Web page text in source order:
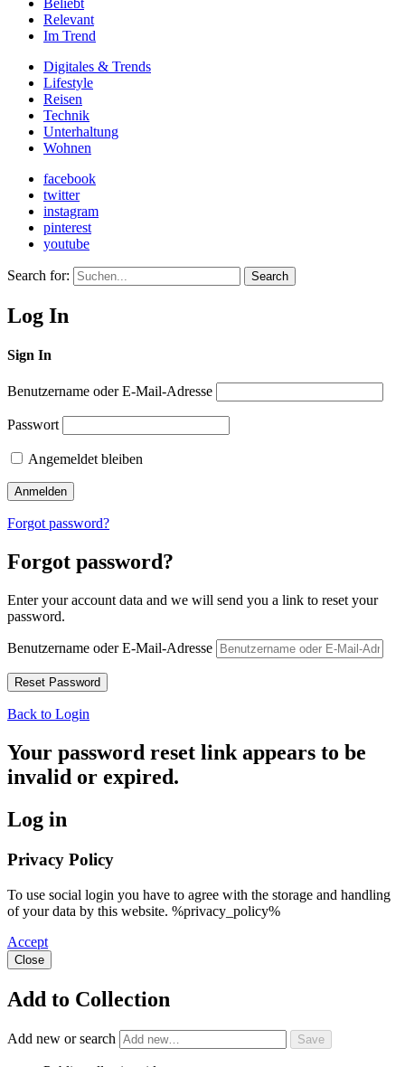
Beliebt
Relevant
Im Trend
Digitales & Trends
Lifestyle
Reisen
Technik
Unterhaltung
Wohnen
facebook
twitter
instagram
pinterest
youtube
Search for: Search
Log In
Sign In
Benutzername oder E-Mail-Adresse
Passwort
Angemeldet bleiben
Forgot password?
Forgot password?
Enter your account data and we will send you a link to reset your
password.
Benutzername oder E-Mail-Adresse
Back to Login
Your password reset link appears to be
invalid or expired.
Log in
Privacy Policy
To use social login you have to agree with the storage and handling
of your data by this website. %privacy_policy%
Accept
Close
Add to Collection
Add new or search